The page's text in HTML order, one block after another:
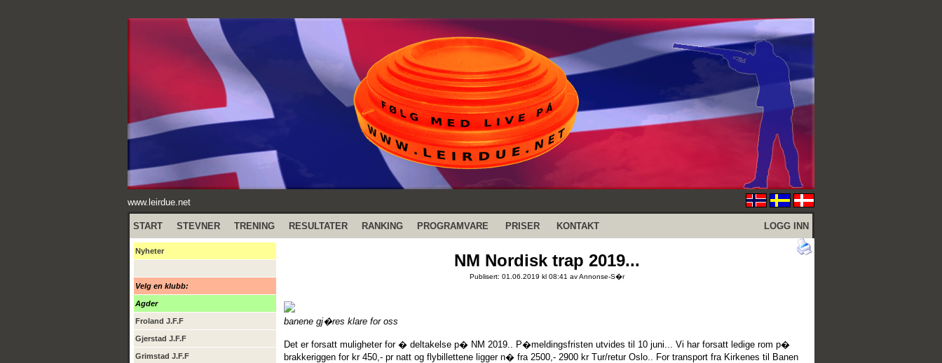
www.leirdue.net
START STEVNER TRENING RESULTATER RANKING PROGRAMVARE PRISER KONTAKT LOGG INN
Nyheter
Velg en klubb:
Agder
Froland J.F.F
Gjerstad J.F.F
Grimstad J.F.F
NM Nordisk trap 2019...
Publisert: 01.06.2019 kl 08:41 av Annonse-S�r
banene gj�res klare for oss
Det er forsatt muligheter for � deltakelse p� NM 2019.. P�meldingsfristen utvides til 10 juni... Vi har forsatt ledige rom p�
brakkeriggen for kr 450,- pr natt og flybillettene ligger n� fra 2500,- 2900 kr Tur/retur Oslo.. For transport fra Kirkenes til Banen